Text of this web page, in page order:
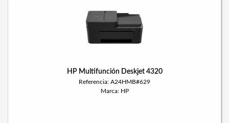
HP Multifunción Deskjet 4320
Referencia: A24HMB#629
Marca: HP